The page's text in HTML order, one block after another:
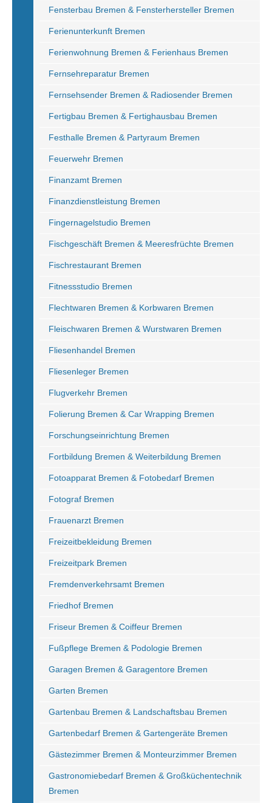
Fensterbau Bremen & Fensterhersteller Bremen
Ferienunterkunft Bremen
Ferienwohnung Bremen & Ferienhaus Bremen
Fernsehreparatur Bremen
Fernsehsender Bremen & Radiosender Bremen
Fertigbau Bremen & Fertighausbau Bremen
Festhalle Bremen & Partyraum Bremen
Feuerwehr Bremen
Finanzamt Bremen
Finanzdienstleistung Bremen
Fingernagelstudio Bremen
Fischgeschäft Bremen & Meeresfrüchte Bremen
Fischrestaurant Bremen
Fitnessstudio Bremen
Flechtwaren Bremen & Korbwaren Bremen
Fleischwaren Bremen & Wurstwaren Bremen
Fliesenhandel Bremen
Fliesenleger Bremen
Flugverkehr Bremen
Folierung Bremen & Car Wrapping Bremen
Forschungseinrichtung Bremen
Fortbildung Bremen & Weiterbildung Bremen
Fotoapparat Bremen & Fotobedarf Bremen
Fotograf Bremen
Frauenarzt Bremen
Freizeitbekleidung Bremen
Freizeitpark Bremen
Fremdenverkehrsamt Bremen
Friedhof Bremen
Friseur Bremen & Coiffeur Bremen
Fußpflege Bremen & Podologie Bremen
Garagen Bremen & Garagentore Bremen
Garten Bremen
Gartenbau Bremen & Landschaftsbau Bremen
Gartenbedarf Bremen & Gartengeräte Bremen
Gästezimmer Bremen & Monteurzimmer Bremen
Gastronomiebedarf Bremen & Großküchentechnik
Bremen